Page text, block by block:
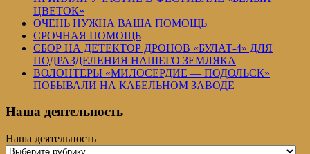
ЦВЕТОК»
ОЧЕНЬ НУЖНА ВАША ПОМОЩЬ
СРОЧНАЯ ПОМОЩЬ
СБОР НА ДЕТЕКТОР ДРОНОВ «БУЛАТ-4» ДЛЯ
ПОДРАЗДЕЛЕНИЯ НАШЕГО ЗЕМЛЯКА
ВОЛОНТЕРЫ «МИЛОСЕРДИЕ — ПОДОЛЬСК»
ПОБЫВАЛИ НА КАБЕЛЬНОМ ЗАВОДЕ
Наша деятельность
Наша деятельность